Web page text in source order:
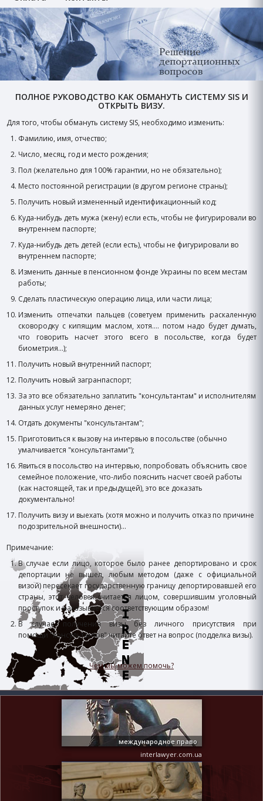
ПОЛНОЕ РУКОВОДСТВО КАК ОБМАНУТЬ СИСТЕМУ SIS И
ОТКРЫТЬ ВИЗУ.
Для того, чтобы обмануть систему SIS, необходимо изменить:
Фамилию, имя, отчество;
Число, месяц, год и место рождения;
Пол (желательно для 100% гарантии, но не обязательно);
Место постоянной регистрации (в другом регионе страны);
Получить новый измененный идентификационный код;
Куда-нибудь деть мужа (жену) если есть, чтобы не фигурировали во
внутреннем паспорте;
Куда-нибудь деть детей (если есть), чтобы не фигурировали во
внутреннем паспорте;
Изменить данные в пенсионном фонде Украины по всем местам
работы;
Сделать пластическую операцию лица, или части лица;
Изменить отпечатки пальцев (советуем применить раскаленную
сковородку с кипящим маслом, хотя…. потом надо будет думать,
что говорить насчет этого всего в посольстве, когда будет
биометрия…);
Получить новый внутренний паспорт;
Получить новый загранпаспорт;
За это все обязательно заплатить "консультантам" и исполнителям
данных услуг немеряно денег;
Отдать документы "консультантам";
Приготовиться к вызову на интервью в посольстве (обычно
умалчивается "консультантами");
Явиться в посольство на интервью, попробовать объяснить свое
семейное положение, что-либо пояснить насчет своей работы
(как настоящей, так и предыдущей), это все доказать
документально!
Получить визу и выехать (хотя можно и получить отказ по причине
подозрительной внешности)…
Примечание:
В случае если лицо, которое было ранее депортировано и срок
депортации не вышел, любым методом (даже с официальной
визой) пересекает государственную границу депортировавшей его
страны, этот человек считается лицом, совершившим уголовный
проступок и наказывается соответствующим образом!
В случае получения визы без личного присутствия при
помощи "консультантов" читайте ответ на вопрос (подделка визы).
Чем мы можем помочь?
международное право
interlawyer.com.ua